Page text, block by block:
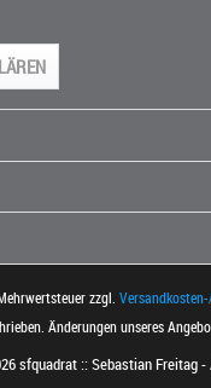
zzgl.
Änderungen unseres
sfquadrat :: Sebastian Freitag